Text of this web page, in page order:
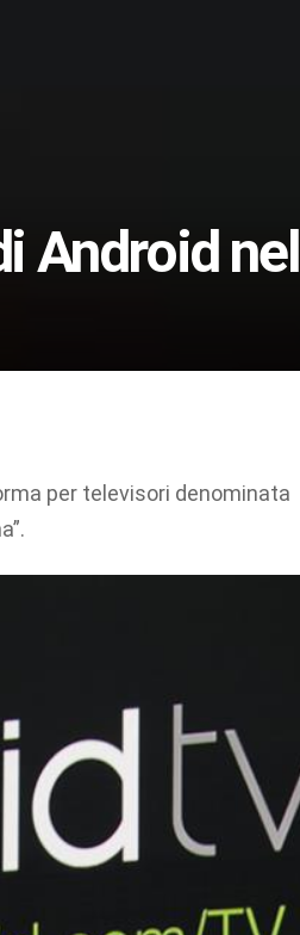
Android nel
per televisori denominata